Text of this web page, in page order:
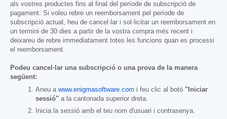
als vostres productes fins al final del període de subscripció de
pagament. Si voleu rebre un reemborsament pel període de
subscripció actual, heu de cancel·lar i sol·licitar un reemborsament en
un termini de 30 dies a partir de la vostra compra més recent i
deixareu de rebre immediatament totes les funcions quan es processi
el reemborsament.
Podeu cancel·lar una subscripció o una prova de la manera
següent:
Aneu a www.enigmasoftware.com i feu clic al botó "Iniciar
sessió" a la cantonada superior dreta.
Inicia la sessió amb el teu nom d'usuari i contrasenya.